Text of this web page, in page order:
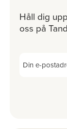
Håll dig
oss på